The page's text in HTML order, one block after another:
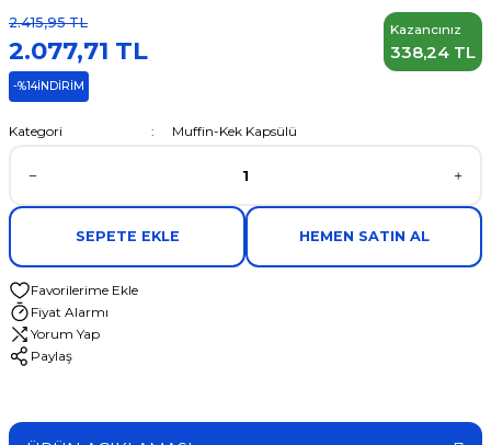
2.415,95 TL
2.077,71 TL
-%14İNDİRİM
Kazancınız
338,24 TL
Kategori Muffin-Kek Kapsülü
SEPETE EKLE HEMEN SATIN AL
Fiyat Alarmı
Yorum Yap
Paylaş